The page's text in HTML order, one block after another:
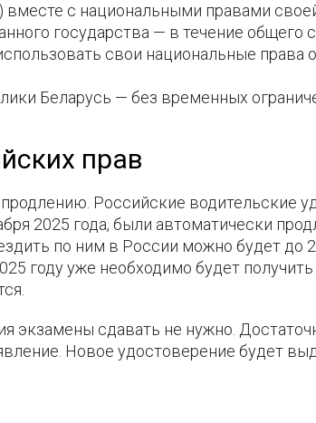
с национальными правами
государства — в течение общего
свои национальные права
Беларусь — без временных
прав
Российские водительские
2025 года, были автоматически
по ним в России можно будет до
году уже необходимо будет
экзамены сдавать не нужно.
Новое удостоверение будет